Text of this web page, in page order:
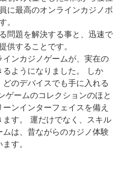
に最高のオンラインカジノボ
。
問題を解決する事と、迅速で
供することです。
ンカジノゲームが、実在の
ようになりました。 しか
のデバイスでも手に入れる
ゲームのコレクションのほと
ンインターフェイスを備え
す。 運だけでなく、スキル
は、昔ながらのカジノ体験
す。